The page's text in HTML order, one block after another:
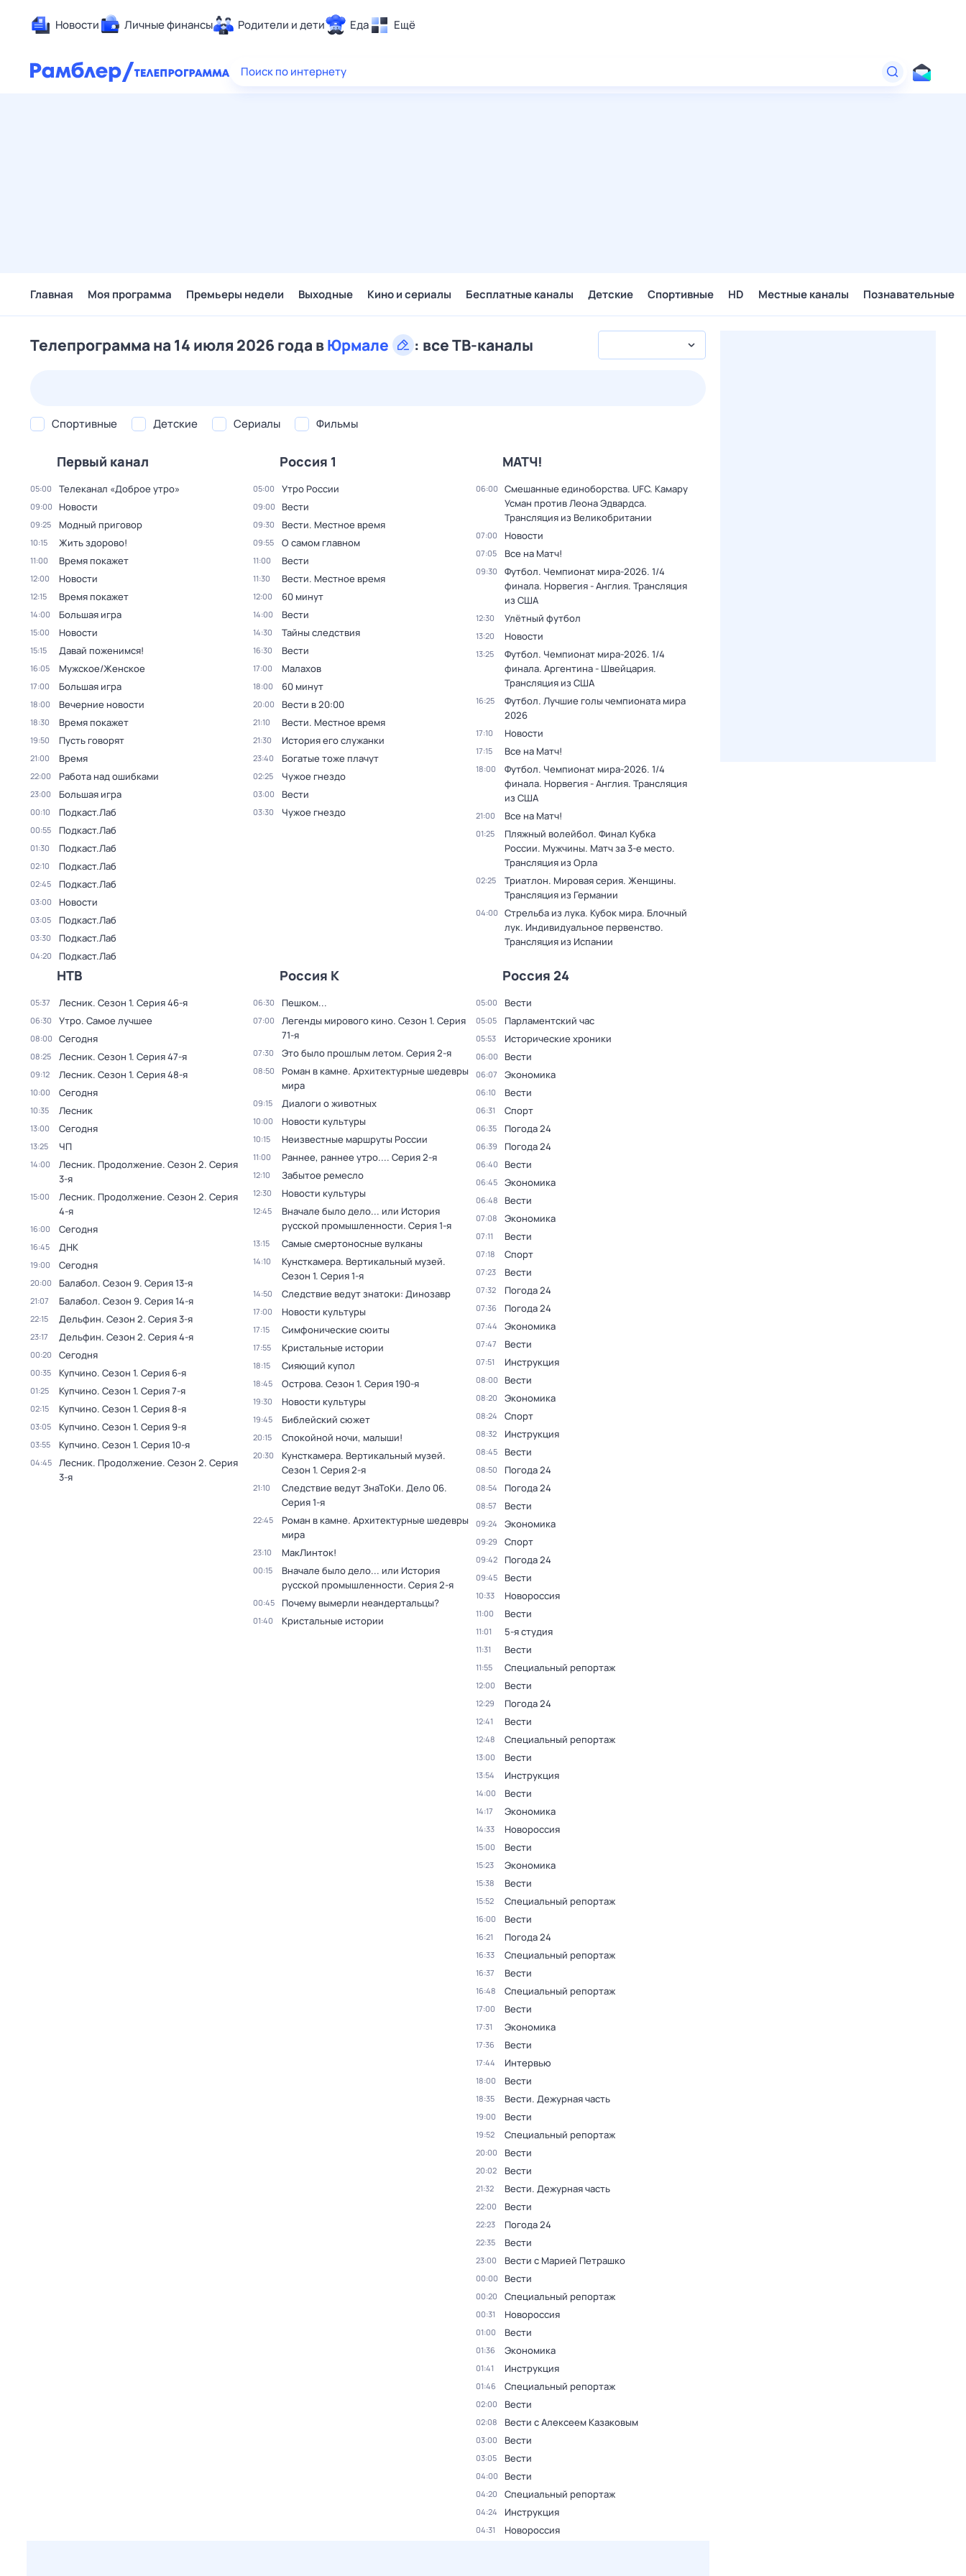
Новости Личные финансы Родители и дети Еда Ещё
Здоровье
Поиск по интернету
Главная Моя программа Премьеры недели Выходные Кино и сериалы Бесплатные каналы Детские Спортивные HD Местные каналы Познавательные
Телепрограмма на 14 июля 2026 года вЮрмале : все ТВ-каналы
Спортивные Детские Сериалы Фильмы
Первый канал
05:00 Телеканал «Доброе утро»
09:00 Новости
09:25 Модный приговор
10:15 Жить здорово!
11:00 Время покажет
12:00 Новости
12:15 Время покажет
14:00 Большая игра
15:00 Новости
15:15 Давай поженимся!
16:05 Мужское/Женское
17:00 Большая игра
18:00 Вечерние новости
18:30 Время покажет
19:50 Пусть говорят
21:00 Время
22:00 Работа над ошибками
23:00 Большая игра
00:10 Подкаст.Лаб
00:55 Подкаст.Лаб
01:30 Подкаст.Лаб
02:10 Подкаст.Лаб
02:45 Подкаст.Лаб
03:00 Новости
03:05 Подкаст.Лаб
03:30 Подкаст.Лаб
04:20 Подкаст.Лаб
Россия 1
05:00 Утро России
09:00 Вести
09:30 Вести. Местное время
09:55 О самом главном
11:00 Вести
11:30 Вести. Местное время
12:00 60 минут
14:00 Вести
14:30 Тайны следствия
16:30 Вести
17:00 Малахов
18:00 60 минут
20:00 Вести в 20:00
21:10 Вести. Местное время
21:30 История его служанки
23:40 Богатые тоже плачут
02:25 Чужое гнездо
03:00 Вести
03:30 Чужое гнездо
МАТЧ!
06:00
Смешанные единоборства. UFC. Камару
Усман против Леона Эдвардса.
Трансляция из Великобритании
07:00 Новости
07:05 Все на Матч!
09:30
Футбол. Чемпионат мира-2026. 1/4
финала. Норвегия - Англия. Трансляция
из США
12:30 Улётный футбол
13:20 Новости
13:25
Футбол. Чемпионат мира-2026. 1/4
финала. Аргентина - Швейцария.
Трансляция из США
16:25
Футбол. Лучшие голы чемпионата мира
2026
17:10 Новости
17:15 Все на Матч!
18:00
Футбол. Чемпионат мира-2026. 1/4
финала. Норвегия - Англия. Трансляция
из США
21:00 Все на Матч!
01:25
Пляжный волейбол. Финал Кубка
России. Мужчины. Матч за 3-е место.
Трансляция из Орла
02:25
Триатлон. Мировая серия. Женщины.
Трансляция из Германии
04:00
Стрельба из лука. Кубок мира. Блочный
лук. Индивидуальное первенство.
Трансляция из Испании
НТВ
05:37 Лесник. Сезон 1. Серия 46-я
06:30 Утро. Самое лучшее
08:00 Сегодня
08:25 Лесник. Сезон 1. Серия 47-я
09:12 Лесник. Сезон 1. Серия 48-я
10:00 Сегодня
10:35 Лесник
13:00 Сегодня
13:25 ЧП
14:00 Лесник. Продолжение. Сезон 2. Серия
3-я
15:00 Лесник. Продолжение. Сезон 2. Серия
4-я
16:00 Сегодня
16:45 ДНК
19:00 Сегодня
20:00 Балабол. Сезон 9. Серия 13-я
21:07 Балабол. Сезон 9. Серия 14-я
22:15 Дельфин. Сезон 2. Серия 3-я
23:17 Дельфин. Сезон 2. Серия 4-я
00:20 Сегодня
00:35 Купчино. Сезон 1. Серия 6-я
01:25 Купчино. Сезон 1. Серия 7-я
02:15 Купчино. Сезон 1. Серия 8-я
03:05 Купчино. Сезон 1. Серия 9-я
03:55 Купчино. Сезон 1. Серия 10-я
04:45 Лесник. Продолжение. Сезон 2. Серия
3-я
Россия К
06:30 Пешком...
07:00 Легенды мирового кино. Сезон 1. Серия
71-я
07:30 Это было прошлым летом. Серия 2-я
08:50
Роман в камне. Архитектурные шедевры
мира
09:15 Диалоги о животных
10:00 Новости культуры
10:15 Неизвестные маршруты России
11:00 Раннее, раннее утро.... Серия 2-я
12:10 Забытое ремесло
12:30 Новости культуры
12:45
Вначале было дело... или История
русской промышленности. Серия 1-я
13:15 Самые смертоносные вулканы
14:10 Кунсткамера. Вертикальный музей.
Сезон 1. Серия 1-я
14:50 Следствие ведут знатоки: Динозавр
17:00 Новости культуры
17:15 Симфонические сюиты
17:55 Кристальные истории
18:15 Сияющий купол
18:45 Острова. Сезон 1. Серия 190-я
19:30 Новости культуры
19:45 Библейский сюжет
20:15 Спокойной ночи, малыши!
20:30 Кунсткамера. Вертикальный музей.
Сезон 1. Серия 2-я
21:10 Следствие ведут ЗнаТоКи. Дело 06.
Серия 1-я
22:45
Роман в камне. Архитектурные шедевры
мира
23:10 МакЛинток!
00:15
Вначале было дело... или История
русской промышленности. Серия 2-я
00:45 Почему вымерли неандертальцы?
01:40 Кристальные истории
Россия 24
05:00 Вести
05:05 Парламентский час
05:53 Исторические хроники
06:00 Вести
06:07 Экономика
06:10 Вести
06:31 Спорт
06:35 Погода 24
06:39 Погода 24
06:40 Вести
06:45 Экономика
06:48 Вести
07:08 Экономика
07:11 Вести
07:18 Спорт
07:23 Вести
07:32 Погода 24
07:36 Погода 24
07:44 Экономика
07:47 Вести
07:51 Инструкция
08:00 Вести
08:20 Экономика
08:24 Спорт
08:32 Инструкция
08:45 Вести
08:50 Погода 24
08:54 Погода 24
08:57 Вести
09:24 Экономика
09:29 Спорт
09:42 Погода 24
09:45 Вести
10:33 Новороссия
11:00 Вести
11:01 5-я студия
11:31 Вести
11:55 Специальный репортаж
12:00 Вести
12:29 Погода 24
12:41 Вести
12:48 Специальный репортаж
13:00 Вести
13:54 Инструкция
14:00 Вести
14:17 Экономика
14:33 Новороссия
15:00 Вести
15:23 Экономика
15:38 Вести
15:52 Специальный репортаж
16:00 Вести
16:21 Погода 24
16:33 Специальный репортаж
16:37 Вести
16:48 Специальный репортаж
17:00 Вести
17:31 Экономика
17:36 Вести
17:44 Интервью
18:00 Вести
18:35 Вести. Дежурная часть
19:00 Вести
19:52 Специальный репортаж
20:00 Вести
20:02 Вести
21:32 Вести. Дежурная часть
22:00 Вести
22:23 Погода 24
22:35 Вести
23:00 Вести с Марией Петрашко
00:00 Вести
00:20 Специальный репортаж
00:31 Новороссия
01:00 Вести
01:36 Экономика
01:41 Инструкция
01:46 Специальный репортаж
02:00 Вести
02:08 Вести с Алексеем Казаковым
03:00 Вести
03:05 Вести
04:00 Вести
04:20 Специальный репортаж
04:24 Инструкция
04:31 Новороссия